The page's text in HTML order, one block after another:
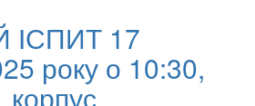
17
року о 10:30,